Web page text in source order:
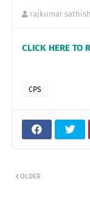
rajkumar sathish
CLICK HERE TO
CPS
OLDER